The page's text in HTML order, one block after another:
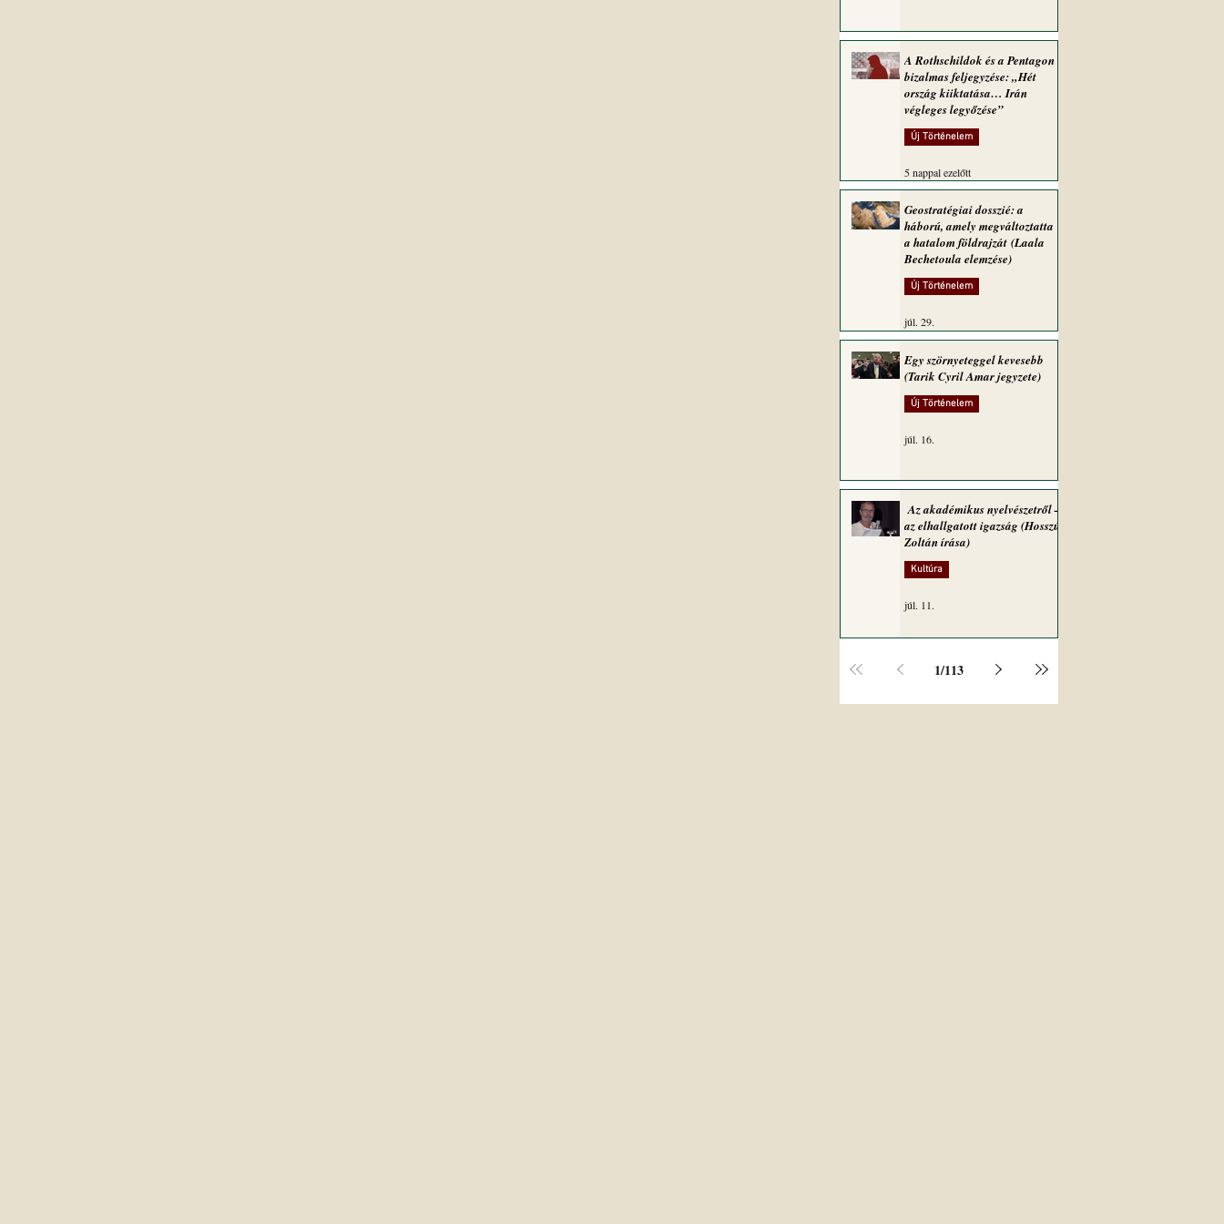
A Rothschildok és a Pentagon
bizalmas feljegyzése: „Hét
ország kiiktatása… Irán
végleges legyőzése”
Új Történelem
5 nappal ezelőtt
Geostratégiai dosszié: a
háború, amely megváltoztatta
a hatalom földrajzát (Laala
Bechetoula elemzése)
Új Történelem
júl. 29.
Egy szörnyeteggel kevesebb
(Tarik Cyril Amar jegyzete)
Új Történelem
júl. 16.
Az akadémikus nyelvészetről –
az elhallgatott igazság (Hosszú
Zoltán írása)
Kultúra
júl. 11.
1/113